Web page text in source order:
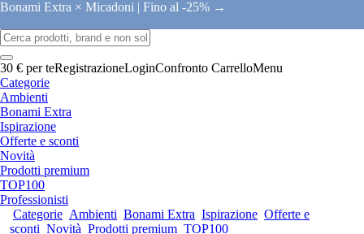
Bonami Extra × Micadoni | Fino al -25% →
30 € per teRegistrazioneLoginConfronto CarrelloMenu
Categorie
Ambienti
Bonami Extra
Ispirazione
Offerte e sconti
Novità
Prodotti premium
TOP100
Professionisti
Categorie Ambienti Bonami Extra Ispirazione Offerte e
sconti Novità Prodotti premium TOP100